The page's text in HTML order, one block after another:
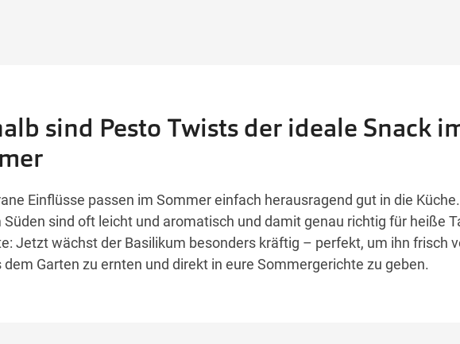
sind Pesto Twists der ideale Snack
Einflüsse passen im Sommer einfach herausragend gut in die
Süden sind oft leicht und aromatisch und damit genau richtig für heiße
Jetzt wächst der Basilikum besonders kräftig – perfekt, um ihn frisch
dem Garten zu ernten und direkt in eure Sommergerichte zu geben.